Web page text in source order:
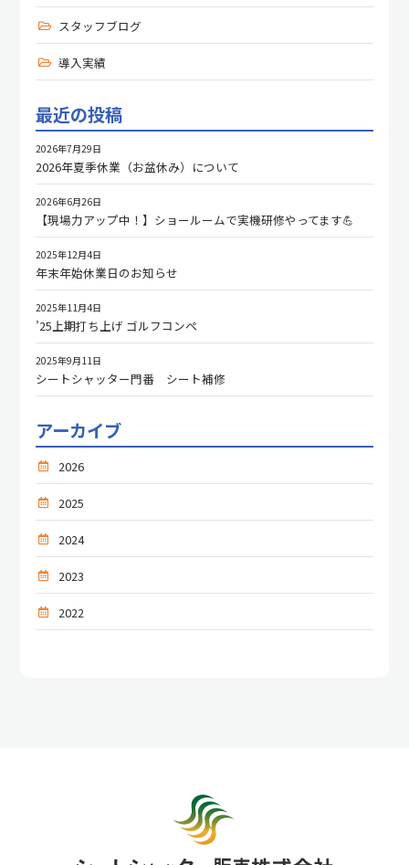
スタッフブログ
導入実績
最近の投稿
2026年夏季休業（お盆休み）について
2026年7月29日
【現場力アップ中！】ショールームで実機研修やってます💪
2026年6月26日
年末年始休業日のお知らせ
2025年12月4日
’25上期打ち上げ ゴルフコンペ
2025年11月4日
シートシャッター門番 シート補修
2025年9月11日
アーカイブ
2026
2025
2024
2023
2022